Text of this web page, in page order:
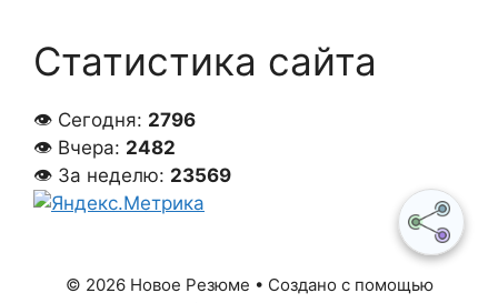
Статистика сайта
👁 Сегодня: 2796
👁 Вчера: 2482
👁 За неделю: 23569
© 2026 Новое Резюме • Создано с помощью